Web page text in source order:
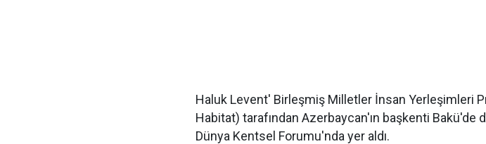
Haluk Levent' Birleşmiş Milletler İnsan Yerleşimleri
Habitat) tarafından Azerbaycan'ın başkenti Bakü'de
Dünya Kentsel Forumu'nda yer aldı.